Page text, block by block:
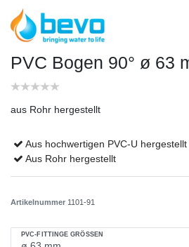
PVC Bogen 90° ø 63
aus Rohr hergestellt
Aus hochwertigen PVC-U hergestellt
Aus Rohr hergestellt
Artikelnummer 1101-91
PVC-FITTINGE GRÖSSEN